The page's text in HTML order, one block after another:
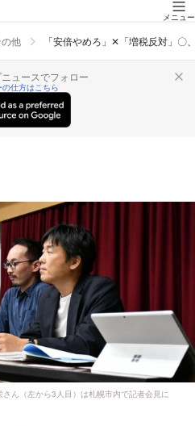
メニュー
他 「安倍やめろ」✕「増税反対」〇
ュースでフォロー
の仕方はこちら
ん（左から3人目）は札幌市内で記者会見に